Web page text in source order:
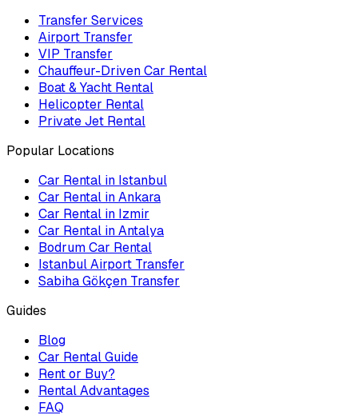
Transfer Services
Airport Transfer
VIP Transfer
Chauffeur-Driven Car Rental
Boat & Yacht Rental
Helicopter Rental
Private Jet Rental
Popular Locations
Car Rental in Istanbul
Car Rental in Ankara
Car Rental in Izmir
Car Rental in Antalya
Bodrum Car Rental
Istanbul Airport Transfer
Sabiha Gökçen Transfer
Guides
Blog
Car Rental Guide
Rent or Buy?
Rental Advantages
FAQ